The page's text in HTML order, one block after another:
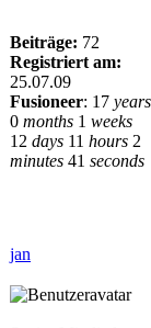
Beiträge: 72
Registriert am:
25.07.09
Fusioneer: 17 years
0 months 1 weeks
12 days 11 hours 2
minutes 41 seconds
jan